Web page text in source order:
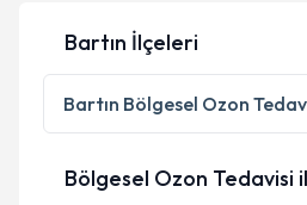
Kişisel verilerimin
Metni
'ni okudum ve
kapsamda işlenmesini
Takvim
Bartın İlçeleri
Bartın Bölgesel Ozon
Bölgesel Ozon Tedavisi